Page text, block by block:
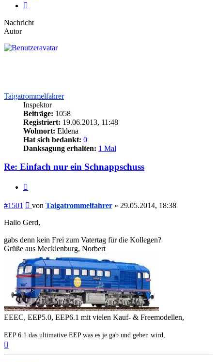
Nachricht
Autor
Taigatrommelfahrer
Inspektor
Beiträge: 1058
Registriert: 19.06.2013, 11:48
Wohnort: Eldena
Hat sich bedankt: 0
Danksagung erhalten: 1 Mal
Re: Einfach nur ein Schnappschuss
#1501 Beitrag
von Taigatrommelfahrer » 29.05.2014, 18:38
Hallo Gerd,
gabs denn kein Frei zum Vatertag für die Kollegen?
Grüße aus Mecklenburg, Norbert
EEEC, EEP5.0, EEP6.1 mit vielen Kauf- & Freemodellen,
EEP 6.1 das ultimative EEP was es je gab und geben wird,